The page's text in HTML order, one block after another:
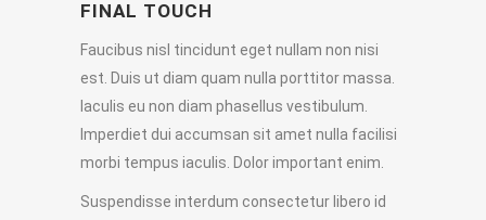
FINAL TOUCH
Faucibus nisl tincidunt eget nullam non nisi
est. Duis ut diam quam nulla porttitor massa.
Iaculis eu non diam phasellus vestibulum.
Imperdiet dui accumsan sit amet nulla facilisi
morbi tempus iaculis. Dolor important enim.
Suspendisse interdum consectetur libero id